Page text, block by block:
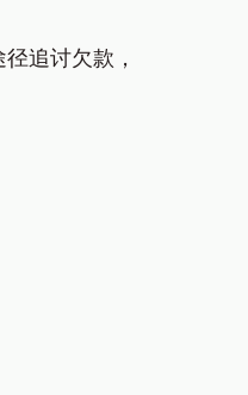
追讨欠款，